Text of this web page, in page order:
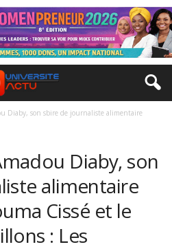
Diaby, son sbire de journaliste alimentaire
Diaby, son
alimentaire
Cissé et le
: Les